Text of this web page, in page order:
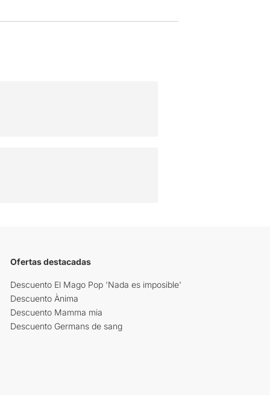
Ofertas destacadas
Descuento El Mago Pop 'Nada es imposible'
Descuento Ànima
Descuento Mamma mia
Descuento Germans de sang